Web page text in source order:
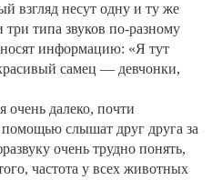
взгляд несут одну и ту же
типа звуков по-разному
информацию: «Я тут
самец — девчонки,
очень далеко, почти
слышат друг друга за
очень трудно понять,
частота у всех животных